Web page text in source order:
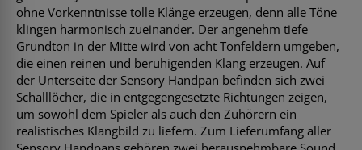
ohne Vorkenntnisse tolle Klänge erzeugen, denn alle Töne
klingen harmonisch zueinander. Der angenehm tiefe
Grundton in der Mitte wird von acht Tonfeldern umgeben,
die einen reinen und beruhigenden Klang erzeugen. Auf
der Unterseite der Sensory Handpan befinden sich zwei
Schalllöcher, die in entgegengesetzte Richtungen zeigen,
um sowohl dem Spieler als auch den Zuhörern ein
realistisches Klangbild zu liefern. Zum Lieferumfang aller